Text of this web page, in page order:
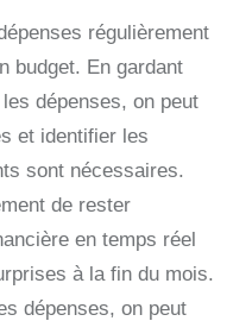
régulièrement
budget. En gardant
dépenses, on peut
et identifier les
sont nécessaires.
de rester
en temps réel
à la fin du mois.
dépenses, on peut